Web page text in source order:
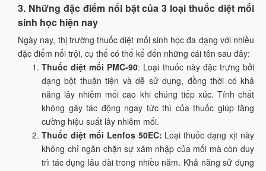
3. Những đặc điểm nổi bật của 3 loại thuốc diệt mối
sinh học hiện nay
Ngày nay, thị trường thuốc diệt mối sinh học đa dạng với nhiều
đặc điểm nổi trội, cụ thể có thể kể đến những cái tên sau đây:
Thuốc diệt mối PMC-90: Loại thuốc này đặc trưng bởi
dạng bột thuận tiện và dễ sử dụng, đồng thời có khả
năng lây nhiễm mối cao khi chúng tiếp xúc. Tính chất
không gây tác động ngay tức thì của thuốc giúp tăng
cường hiệu suất lây nhiễm mối.
Thuốc diệt mối Lenfos 50EC: Loại thuốc dạng xịt này
không chỉ ngăn chặn sự xâm nhập của mối mà còn duy
trì tác dụng lâu dài trong nhiều năm. Khả năng sử dụng